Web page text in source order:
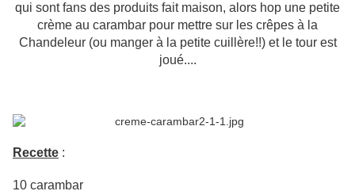
qui sont fans des produits fait maison, alors hop une petite
crème au carambar pour mettre sur les crêpes à la
Chandeleur (ou manger à la petite cuillère!!) et le tour est
joué....
Recette :
10 carambar